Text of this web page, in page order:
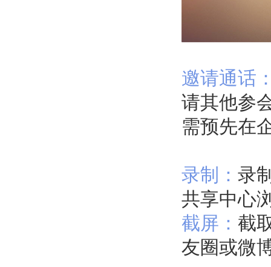
邀请通话
请其他参
需预先在
录制： 录
共享中心
截屏： 截
友圈或微